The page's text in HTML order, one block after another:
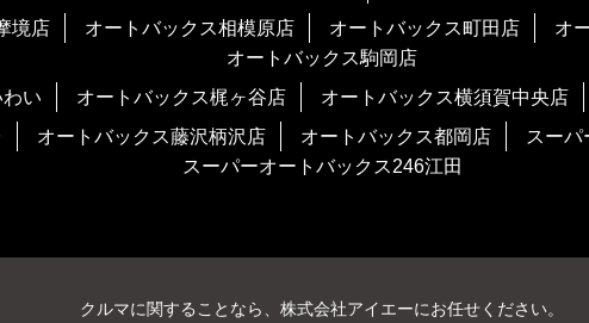
境店
オートバックス相模原店 オートバックス町田店
オ
オートバックス駒岡店
い
オートバックス梶ヶ谷店
オートバックス横須賀中央店
オートバックス藤沢柄沢店 オートバックス都岡店
スー
スーパーオートバックス246江田
クルマに関することなら、株式会社アイエーにお任せください。